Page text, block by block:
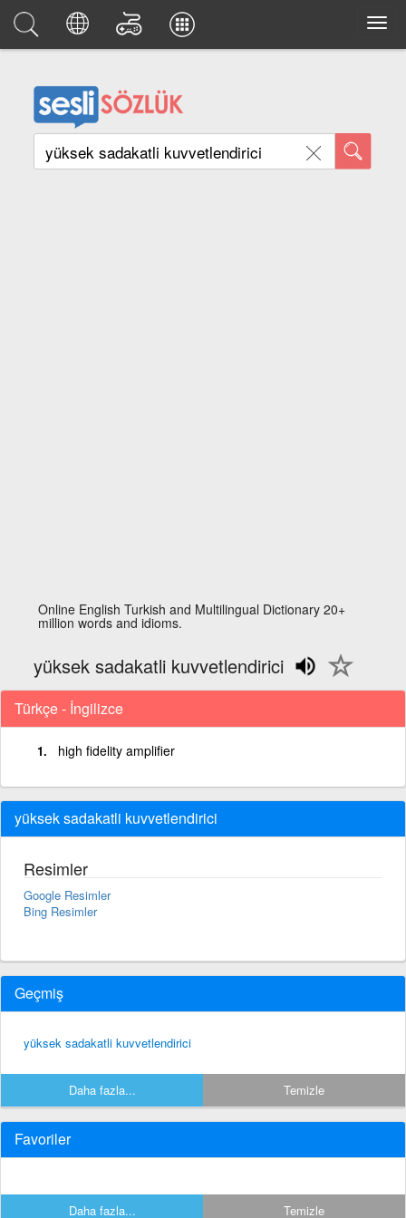
Online English Turkish and Multilingual Dictionary 20+
million words and idioms.
yüksek sadakatli kuvvetlendirici
Türkçe - İngilizce
high fidelity amplifier
yüksek sadakatli kuvvetlendirici
Resimler
Google Resimler
Bing Resimler
Geçmiş
yüksek sadakatli kuvvetlendirici
Daha fazla... Temizle
Favoriler
Daha fazla... Temizle